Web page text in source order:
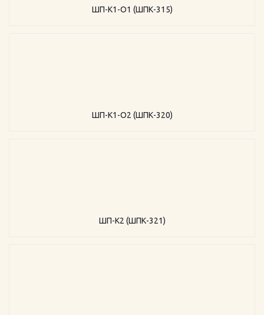
ШП-К1-О1 (ШПК-315)
ШП-К1-О2 (ШПК-320)
ШП-К2 (ШПК-321)